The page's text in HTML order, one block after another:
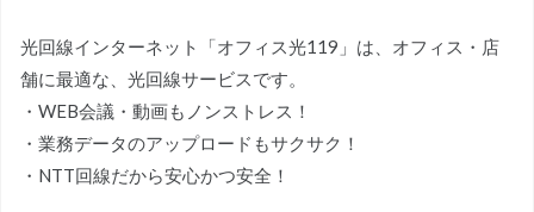
光回線インターネット「オフィス光119」は、オフィス・店
舗に最適な、光回線サービスです。
・WEB会議・動画もノンストレス！
・業務データのアップロードもサクサク！
・NTT回線だから安心かつ安全！